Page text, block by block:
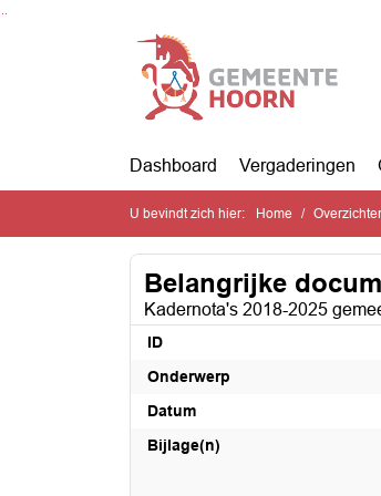
Dashboard Vergaderingen
U bevindt zich hier: Home
Belangrijke
Kadernota's 2018-2025
ID
Onderwerp
Datum
Bijlage(n)